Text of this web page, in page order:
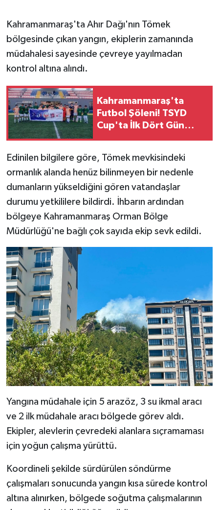
Kahramanmaraş'ta Ahır Dağı'nın Tömek
bölgesinde çıkan yangın, ekiplerin zamanında
müdahalesi sayesinde çevreye yayılmadan
kontrol altına alındı.
Kahramanmaraş'ta
Futbol Şöleni! TSYD
Cup'ta İlk Dört Gün
Edinilen bilgilere göre, Tömek mevkisindeki
ormanlık alanda henüz bilinmeyen bir nedenle
dumanların yükseldiğini gören vatandaşlar
durumu yetkililere bildirdi. İhbarın ardından
bölgeye Kahramanmaraş Orman Bölge
Müdürlüğü'ne bağlı çok sayıda ekip sevk edildi.
Yangına müdahale için 5 arazöz, 3 su ikmal aracı
ve 2 ilk müdahale aracı bölgede görev aldı.
Ekipler, alevlerin çevredeki alanlara sıçramaması
için yoğun çalışma yürüttü.
Koordineli şekilde sürdürülen söndürme
çalışmaları sonucunda yangın kısa sürede kontrol
altına alınırken, bölgede soğutma çalışmalarının
KADIN-AİLE
YEREL YÖNETİM
MEDYA
SEÇİM 2011
ÜÇÜNCÜ SAYFA
Yemek
SİVİL TOPLUM
SEÇİM 2014
ÇEK GÖNDER
KİTAP
HEDEF2020
OTOMOBİL
MİZAH
Genel
Politika
YEREL
BÖLGEDEN